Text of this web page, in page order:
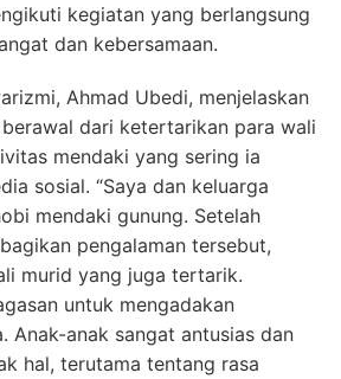
kegiatan yang berlangsung
dan kebersamaan.
Ahmad Ubedi, menjelaskan
dari ketertarikan para wali
mendaki yang sering ia
sosial. “Saya dan keluarga
mendaki gunung. Setelah
pengalaman tersebut,
murid yang juga tertarik.
untuk mengadakan
Anak-anak sangat antusias dan
hal, terutama tentang rasa